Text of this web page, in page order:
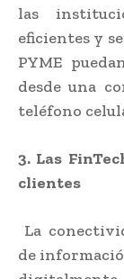
las
eficientes y
PYME
desde una
teléfono
3. Las
clientes
La
de